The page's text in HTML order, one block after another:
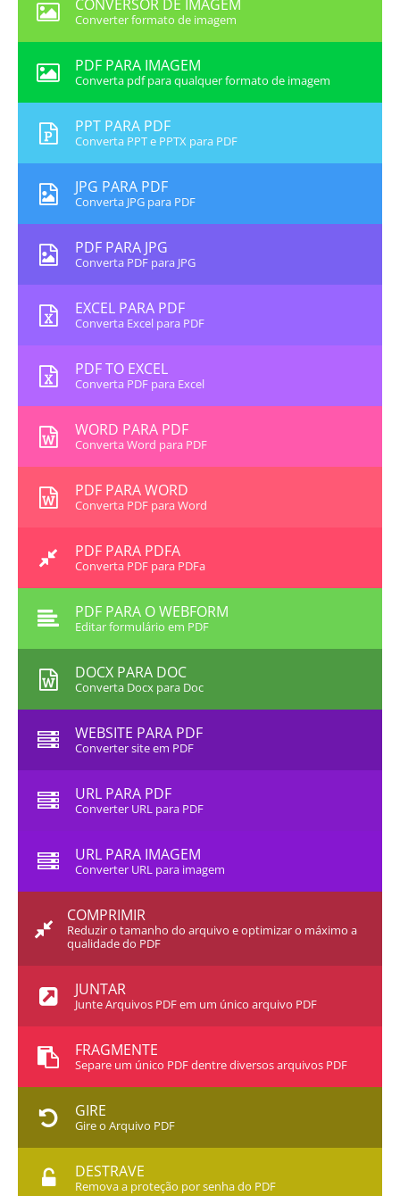
CONVERSOR DE IMAGEM
Converter formato de imagem
PDF PARA IMAGEM
Converta pdf para qualquer formato de imagem
PPT PARA PDF
Converta PPT e PPTX para PDF
JPG PARA PDF
Converta JPG para PDF
PDF PARA JPG
Converta PDF para JPG
EXCEL PARA PDF
Converta Excel para PDF
PDF TO EXCEL
Converta PDF para Excel
WORD PARA PDF
Converta Word para PDF
PDF PARA WORD
Converta PDF para Word
PDF PARA PDFA
Converta PDF para PDFa
PDF PARA O WEBFORM
Editar formulário em PDF
DOCX PARA DOC
Converta Docx para Doc
WEBSITE PARA PDF
Converter site em PDF
URL PARA PDF
Converter URL para PDF
URL PARA IMAGEM
Converter URL para imagem
COMPRIMIR
Reduzir o tamanho do arquivo e optimizar o máximo a
qualidade do PDF
JUNTAR
Junte Arquivos PDF em um único arquivo PDF
FRAGMENTE
Separe um único PDF dentre diversos arquivos PDF
GIRE
Gire o Arquivo PDF
DESTRAVE
Remova a proteção por senha do PDF